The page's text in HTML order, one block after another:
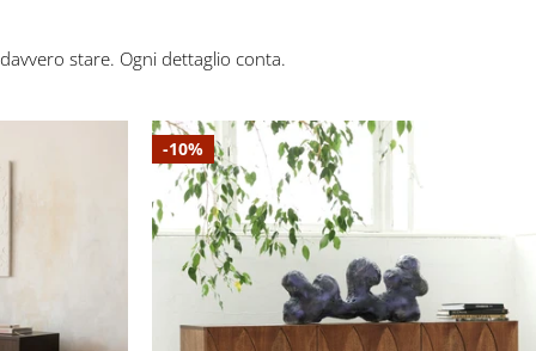
stare. Ogni dettaglio conta.
-10%